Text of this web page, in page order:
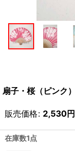
扇子・桜（ピンク）
販売価格: 2,530円
在庫数1点